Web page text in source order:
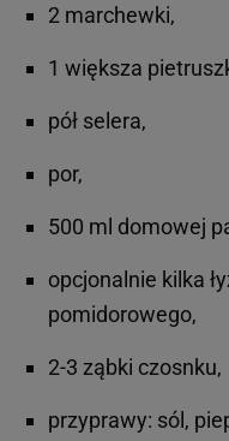
2 marchewki,
1 większa
pół selera,
por,
500 ml domowej
opcjonalnie kilka
pomidorowego,
2-3 ząbki czosnku,
przyprawy: sól,